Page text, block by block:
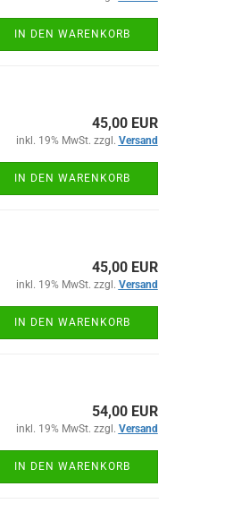
IN DEN WARENKORB
45,00 EUR
inkl. 19% MwSt. zzgl. Versand
IN DEN WARENKORB
45,00 EUR
inkl. 19% MwSt. zzgl. Versand
IN DEN WARENKORB
54,00 EUR
inkl. 19% MwSt. zzgl. Versand
IN DEN WARENKORB